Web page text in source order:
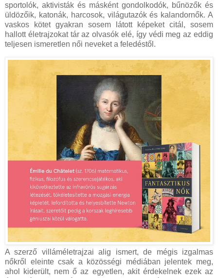
sportolók, aktivisták és másként gondolkodók, bűnözők és
üldözőik, katonák, harcosok, világutazók és kalandornők. A
vaskos kötet gyakran sosem látott képeket citál, sosem
hallott életrajzokat tár az olvasók elé, így védi meg az eddig
teljesen ismeretlen női neveket a feledéstől.
A szerző villáméletrajzai alig ismert, de mégis izgalmas
nőkről eleinte csak a közösségi médiában jelentek meg,
ahol kiderült, nem ő az egyetlen, akit érdekelnek ezek az